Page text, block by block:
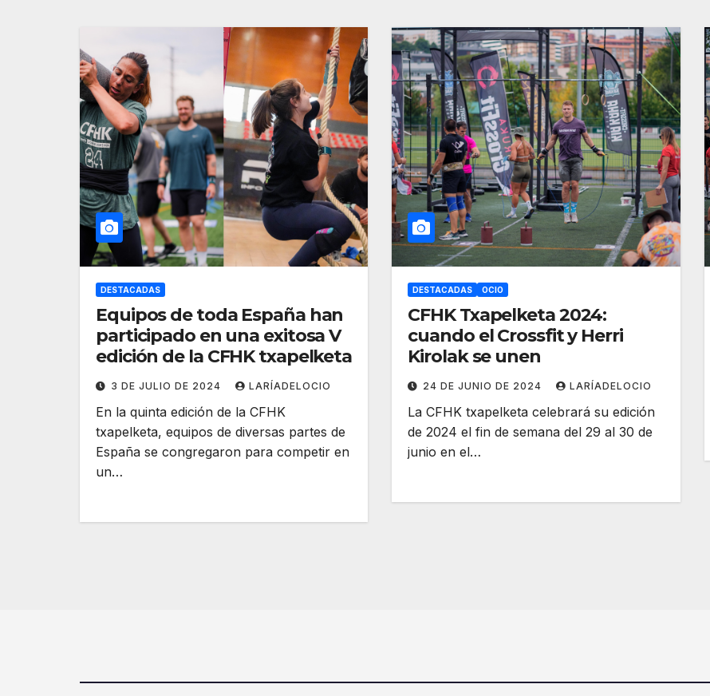
DESTACADAS
Equipos de toda España han
participado en una exitosa V
edición de la CFHK txapelketa
3 DE JULIO DE 2024 LARÍADELOCIO
En la quinta edición de la CFHK
txapelketa, equipos de diversas partes de
España se congregaron para competir en
un…
DESTACADAS OCIO
CFHK Txapelketa 2024:
cuando el Crossfit y Herri
Kirolak se unen
24 DE JUNIO DE 2024 LARÍADELOCIO
La CFHK txapelketa celebrará su edición
de 2024 el fin de semana del 29 al 30 de
junio en el…